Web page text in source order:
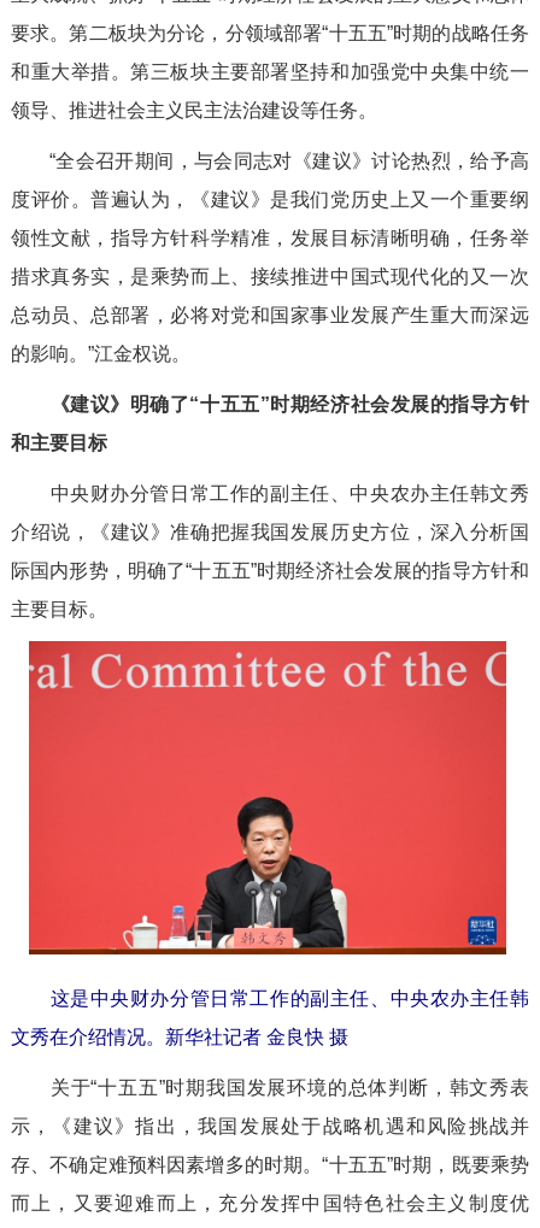
要求。第二板块为分论，分领域部署“十五五”时期的战略任务
和重大举措。第三板块主要部署坚持和加强党中央集中统一
领导、推进社会主义民主法治建设等任务。
“全会召开期间，与会同志对《建议》讨论热烈，给予高
度评价。普遍认为，《建议》是我们党历史上又一个重要纲
领性文献，指导方针科学精准，发展目标清晰明确，任务举
措求真务实，是乘势而上、接续推进中国式现代化的又一次
总动员、总部署，必将对党和国家事业发展产生重大而深远
的影响。”江金权说。
《建议》明确了“十五五”时期经济社会发展的指导方针
和主要目标
中央财办分管日常工作的副主任、中央农办主任韩文秀
介绍说，《建议》准确把握我国发展历史方位，深入分析国
际国内形势，明确了“十五五”时期经济社会发展的指导方针和
主要目标。
这是中央财办分管日常工作的副主任、中央农办主任韩
文秀在介绍情况。 新华社记者 金良快 摄
关于“十五五”时期我国发展环境的总体判断，韩文秀表
示，《建议》指出，我国发展处于战略机遇和风险挑战并
存、不确定难预料因素增多的时期。“十五五”时期，既要乘势
而上，又要迎难而上，充分发挥中国特色社会主义制度优